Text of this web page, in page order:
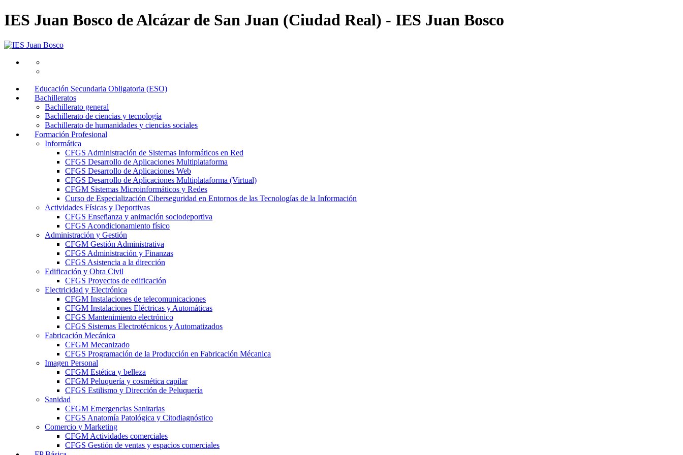
IES Juan Bosco de Alcázar de San Juan (Ciudad Real) - IES Juan Bosco
Educación Secundaria Obligatoria (ESO)
Bachilleratos
Bachillerato general
Bachillerato de ciencias y tecnología
Bachillerato de humanidades y ciencias sociales
Formación Profesional
Informática
CFGS Administración de Sistemas Informáticos en Red
CFGS Desarrollo de Aplicaciones Multiplataforma
CFGS Desarrollo de Aplicaciones Web
CFGS Desarrollo de Aplicaciones Multiplataforma (Virtual)
CFGM Sistemas Microinformáticos y Redes
Curso de Especialización Ciberseguridad en Entornos de las Tecnologías de la Información
Actividades Físicas y Deportivas
CFGS Enseñanza y animación sociodeportiva
CFGS Acondicionamiento físico
Administración y Gestión
CFGM Gestión Administrativa
CFGS Administración y Finanzas
CFGS Asistencia a la dirección
Edificación y Obra Civil
CFGS Proyectos de edificación
Electricidad y Electrónica
CFGM Instalaciones de telecomunicaciones
CFGM Instalaciones Eléctricas y Automáticas
CFGS Mantenimiento electrónico
CFGS Sistemas Electrotécnicos y Automatizados
Fabricación Mecánica
CFGM Mecanizado
CFGS Programación de la Producción en Fabricación Mécanica
Imagen Personal
CFGM Estética y belleza
CFGM Peluquería y cosmética capilar
CFGS Estilismo y Dirección de Peluquería
Sanidad
CFGM Emergencias Sanitarias
CFGS Anatomía Patológica y Citodiagnóstico
Comercio y Marketing
CFGM Actividades comerciales
CFGS Gestión de ventas y espacios comerciales